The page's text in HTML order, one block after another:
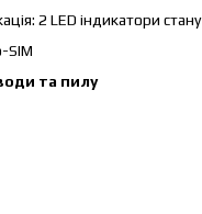
2 LED індикатори стану
SIM
та пилу